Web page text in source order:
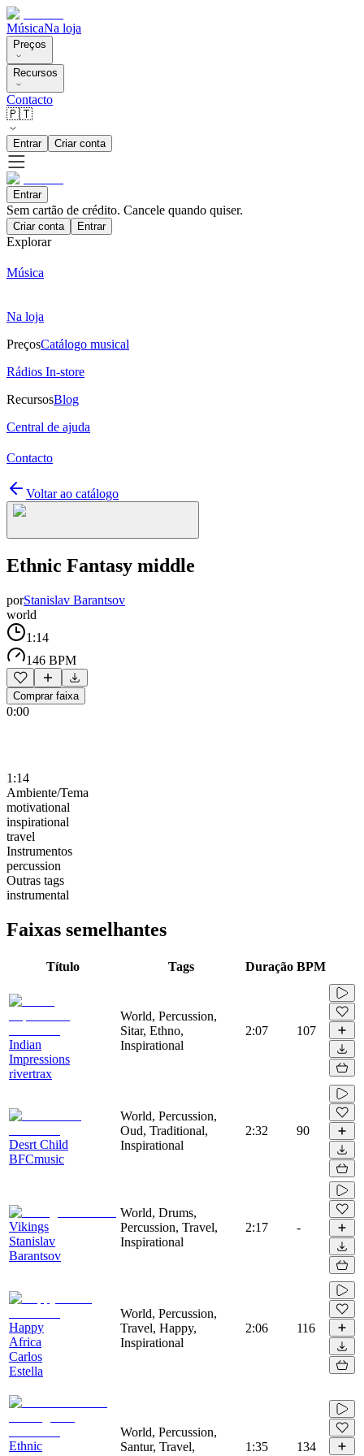
MúsicaNa loja
Preços
Recursos
Contacto
🇵🇹
Entrar Criar conta
Entrar
Sem cartão de crédito. Cancele quando quiser.
Criar conta Entrar
Explorar
Música
Na loja
PreçosCatálogo musical
Rádios In-store
RecursosBlog
Central de ajuda
Contacto
Voltar ao catálogo
Ethnic Fantasy middle
porStanislav Barantsov
world
1:14
146 BPM
Comprar faixa
0:00
1:14
Ambiente/Tema
motivational
inspirational
travel
Instrumentos
percussion
Outras tags
instrumental
Faixas semelhantes
Título Tags Duração BPM
Indian
Impressions
rivertrax
World, Percussion,
Sitar, Ethno,
Inspirational
2:07 107
Desrt Child
BFCmusic
World, Percussion,
Oud, Traditional,
Inspirational
2:32 90
Vikings
Stanislav
Barantsov
World, Drums,
Percussion, Travel,
Inspirational
2:17 -
Happy
Africa
Carlos
Estella
World, Percussion,
Travel, Happy,
Inspirational
2:06 116
Ethnic
World, Percussion,
Santur, Travel,
1:35 134